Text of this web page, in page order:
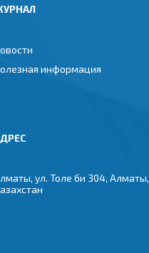
информация
ул. Толе би 304, Алматы,